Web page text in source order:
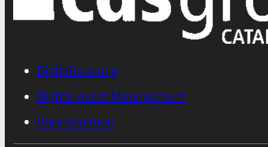
Digitalisierung
Digital Asset Management
Reproduktion